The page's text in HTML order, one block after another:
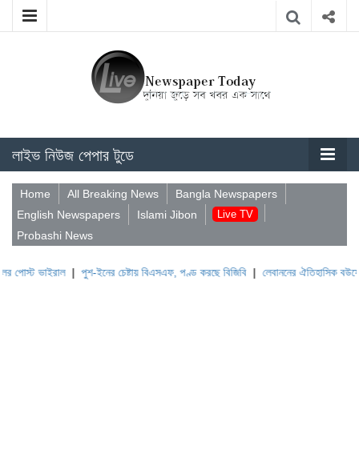
লাইভ নিউজ পেপার টুডে
Home All Breaking News
Bangla Newspapers
English Newspapers
Islami Jibon Live TV
Probashi News
|পুশ-ইনের চেষ্টায় বিএসএফ, পণ্ড করছে বিজিবি|লেবাননের ঐতিহাসিক বউফোর্ট দুর্গ